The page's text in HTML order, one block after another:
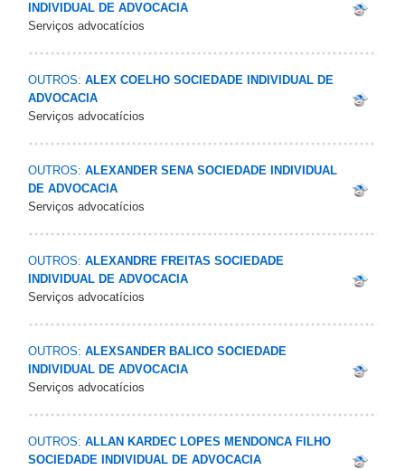
INDIVIDUAL DE ADVOCACIA
Serviços advocatícios
OUTROS: ALEX COELHO SOCIEDADE INDIVIDUAL DE
ADVOCACIA
Serviços advocatícios
OUTROS: ALEXANDER SENA SOCIEDADE INDIVIDUAL
DE ADVOCACIA
Serviços advocatícios
OUTROS: ALEXANDRE FREITAS SOCIEDADE
INDIVIDUAL DE ADVOCACIA
Serviços advocatícios
OUTROS: ALEXSANDER BALICO SOCIEDADE
INDIVIDUAL DE ADVOCACIA
Serviços advocatícios
OUTROS: ALLAN KARDEC LOPES MENDONCA FILHO
SOCIEDADE INDIVIDUAL DE ADVOCACIA